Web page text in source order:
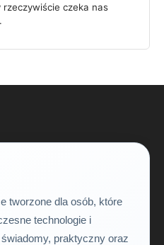
czeka nas
tworzone dla osób, które
technologie i
praktyczny oraz